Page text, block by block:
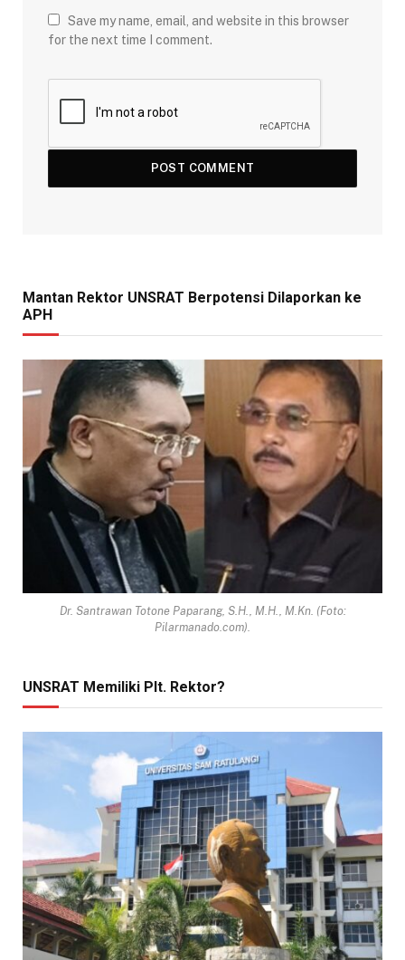
Save my name, email, and website in this browser
for the next time I comment.
Mantan Rektor UNSRAT Berpotensi Dilaporkan ke
APH
Dr. Santrawan Totone Paparang, S.H., M.H., M.Kn. (Foto:
Pilarmanado.com).
UNSRAT Memiliki Plt. Rektor?